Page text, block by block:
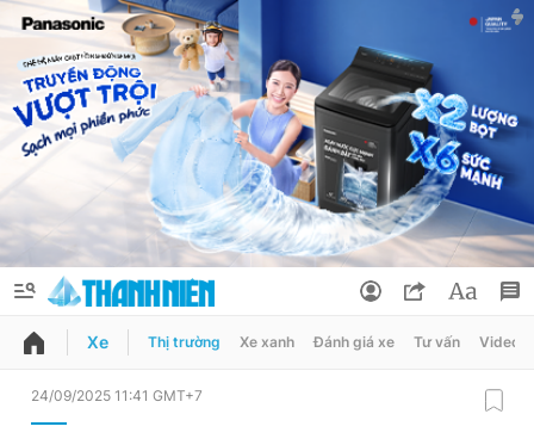
QUẢNG CÁO
Xe Thị trường Xe xanh Đánh giá xe Tư vấn Video
24/09/2025 11:41 GMT+7